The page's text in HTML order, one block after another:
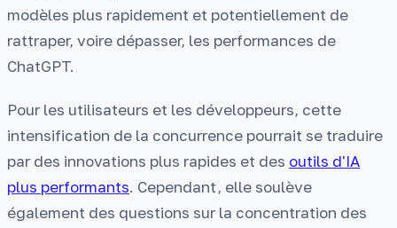
modèles plus rapidement et potentiellement de
rattraper, voire dépasser, les performances de
ChatGPT.
Pour les utilisateurs et les développeurs, cette
intensification de la concurrence pourrait se traduire
par des innovations plus rapides et des outils d'IA
plus performants. Cependant, elle soulève
également des questions sur la concentration des